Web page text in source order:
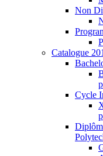
Non
Catalogue
Cycle